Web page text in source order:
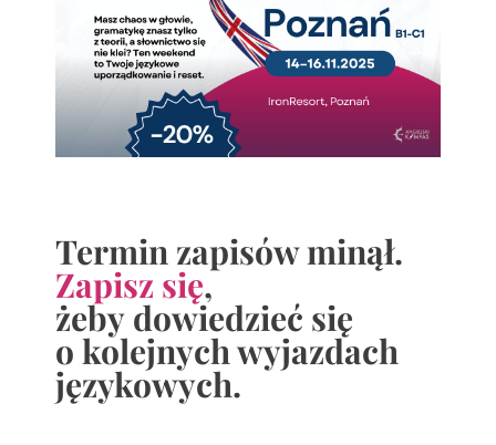
Termin zapisów minął.
Zapisz się,
żeby dowiedzieć się
o kolejnych wyjazdach
językowych.